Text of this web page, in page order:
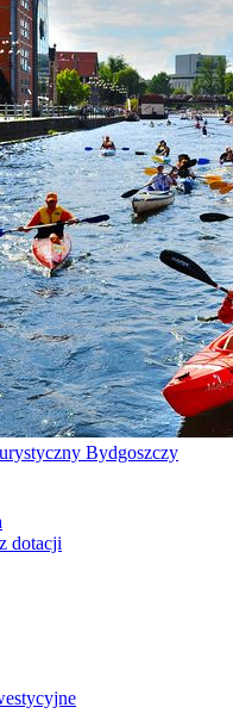
Bydgoszczy
dotacji